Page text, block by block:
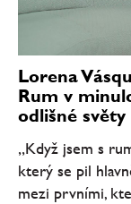
Lorena
Rum v
odlišné světy
„Když jsem s
který se pil
mezi prvními,